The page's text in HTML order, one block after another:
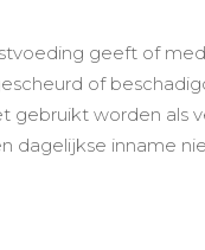
geeft of
of
worden als
dagelijkse inname